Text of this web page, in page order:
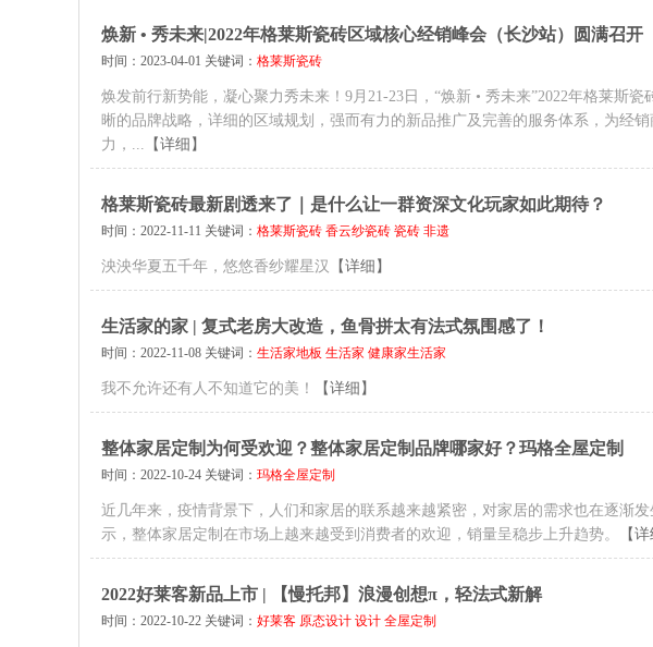
焕新 • 秀未来|2022年格莱斯瓷砖区域核心经销峰会（长沙站）圆满召开
时间：2023-04-01 关键词： 格莱斯瓷砖
焕发前行新势能，凝心聚力秀未来！9月21-23日，“焕新 • 秀未来”2022年格莱斯
晰的品牌战略，详细的区域规划，强而有力的新品推广及完善的服务体系，为经
力，... 【详细】
格莱斯瓷砖最新剧透来了｜是什么让一群资深文化玩家如此期待？
时间：2022-11-11 关键词： 格莱斯瓷砖 香云纱瓷砖 瓷砖 非遗
泱泱华夏五千年，悠悠香纱耀星汉 【详细】
生活家的家 | 复式老房大改造，鱼骨拼太有法式氛围感了！
时间：2022-11-08 关键词： 生活家地板 生活家 健康家生活家
我不允许还有人不知道它的美！ 【详细】
整体家居定制为何受欢迎？整体家居定制品牌哪家好？玛格全屋定制
时间：2022-10-24 关键词： 玛格全屋定制
近几年来，疫情背景下，人们和家居的联系越来越紧密，对家居的需求也在逐渐
示，整体家居定制在市场上越来越受到消费者的欢迎，销量呈稳步上升趋势。
【详
2022好莱客新品上市 | 【慢托邦】浪漫创想π，轻法式新解
时间：2022-10-22 关键词： 好莱客 原态设计 设计 全屋定制